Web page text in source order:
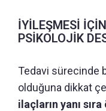
İYİLEŞMESİ
PSİKOLOJİK
Tedavi sürecinde
olduğuna dikkat
ilaçların yanı